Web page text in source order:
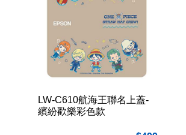
LW-C610航海王聯名上蓋-
繽紛歡樂彩色款